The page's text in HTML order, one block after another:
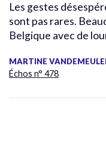
Les gestes
sont pas rares.
Belgique avec de
MARTINE
Échos n° 478